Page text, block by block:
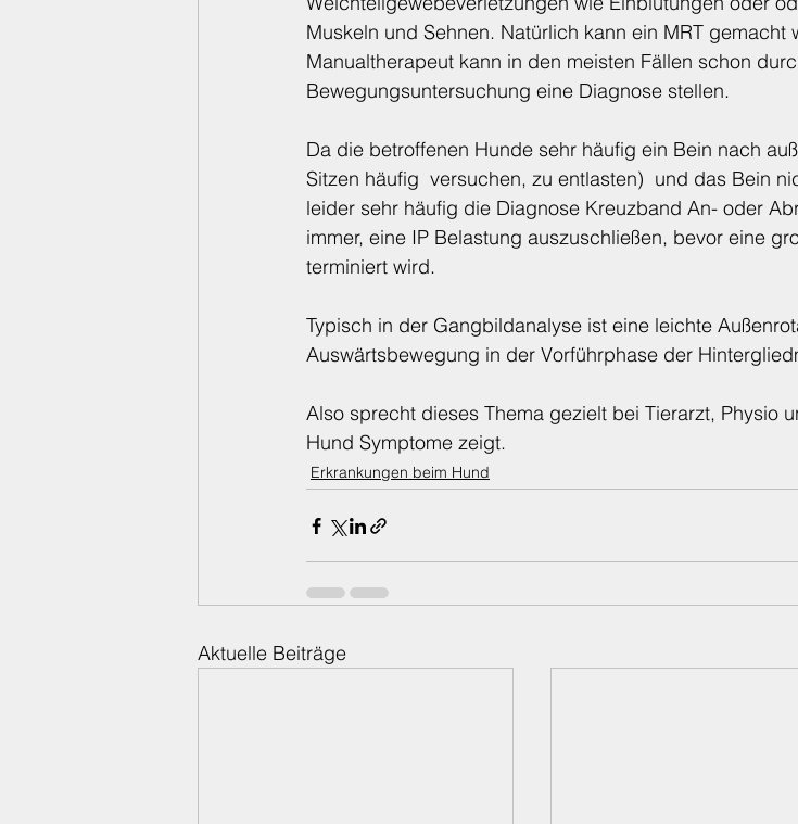
Muskeln und Sehnen. Natürlich kann ein MRT
Manualtherapeut kann in den meisten Fällen schon
Bewegungsuntersuchung eine Diagnose stellen.
Da die betroffenen Hunde sehr häufig ein Bein nach
Sitzen häufig  versuchen, zu entlasten)  und das Bein
leider sehr häufig die Diagnose Kreuzband An- oder
immer, eine IP Belastung auszuschließen, bevor eine
terminiert wird.
Typisch in der Gangbildanalyse ist eine leichte
Auswärtsbewegung in der Vorführphase der
Also sprecht dieses Thema gezielt bei Tierarzt, Physio
Hund Symptome zeigt.
Erkrankungen beim Hund
Aktuelle Beiträge